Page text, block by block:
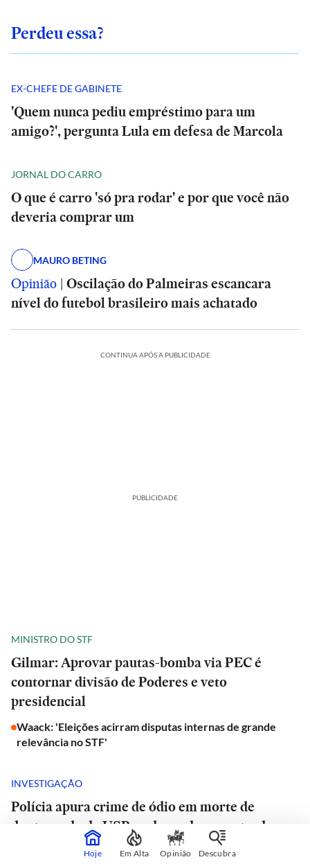
Perdeu essa?
EX-CHEFE DE GABINETE
'Quem nunca pediu empréstimo para um
amigo?', pergunta Lula em defesa de Marcola
JORNAL DO CARRO
O que é carro 'só pra rodar' e por que você não
deveria comprar um
MAURO BETING
Opinião | Oscilação do Palmeiras escancara
nível do futebol brasileiro mais achatado
CONTINUA APÓS A PUBLICIDADE
PUBLICIDADE
MINISTRO DO STF
Gilmar: Aprovar pautas-bomba via PEC é
contornar divisão de Poderes e veto
presidencial
Waack: 'Eleições acirram disputas internas de grande
relevância no STF'
INVESTIGAÇÃO
Polícia apura crime de ódio em morte de
doutorando da USP e advogado encontrado
morto em estrada de São Paulo
Hoje Em Alta Opinião Descubra